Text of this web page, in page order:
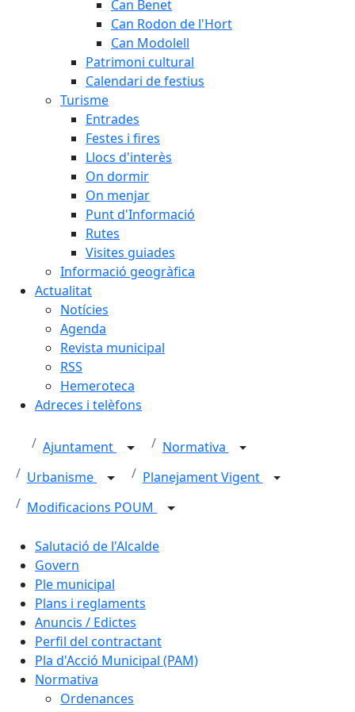
Can Benet
Can Rodon de l'Hort
Can Modolell
Patrimoni cultural
Calendari de festius
Turisme
Entrades
Festes i fires
Llocs d'interès
On dormir
On menjar
Punt d'Informació
Rutes
Visites guiades
Informació geogràfica
Actualitat
Notícies
Agenda
Revista municipal
RSS
Hemeroteca
Adreces i telèfons
Ajuntament
Normativa
Urbanisme
Planejament Vigent
Modificacions POUM
Salutació de l'Alcalde
Govern
Ple municipal
Plans i reglaments
Anuncis / Edictes
Perfil del contractant
Pla d'Acció Municipal (PAM)
Normativa
Ordenances